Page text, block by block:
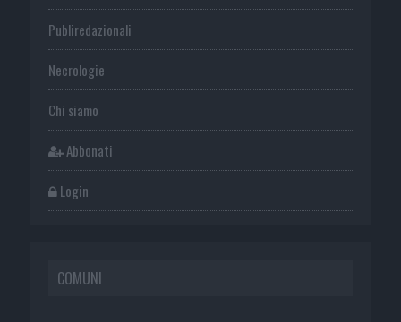
Publiredazionali
Necrologie
Chi siamo
Abbonati
Login
COMUNI